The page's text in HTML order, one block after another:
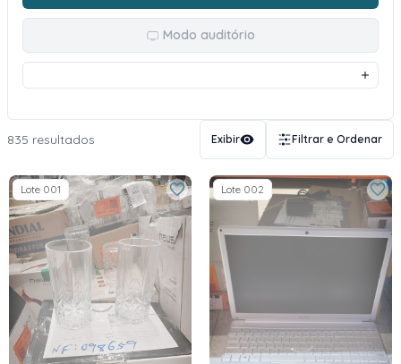
Modo auditório
835 resultados Exibir Filtrar e Ordenar
Lote 001 Lote 002